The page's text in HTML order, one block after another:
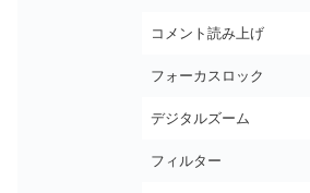
コメント読み上げ
フォーカスロック
デジタルズーム
フィルター